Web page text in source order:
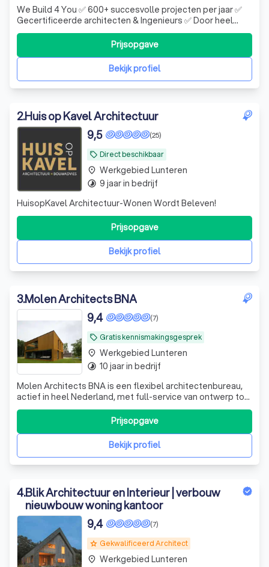
Welke soorten architecten zijn er? Ontdek
de verschillende specialismen
Hoe vind je een betrouwbare architect?
We Build 4 You ✅ 600+ succesvolle projecten per jaar ✅
Gecertificeerde architecten & Ingenieurs ✅ Door heel
Nederland
Bekijk profiel
Prijsopgave
2.Huis op Kavel Architectuur
local_offer Direct beschikbaar
(25)
9,5
HuisopKavel Architectuur-Wonen Wordt Beleven!
Bekijk profiel
Prijsopgave
place Werkgebied Lunteren
timelapse 9 jaar in bedrijf
3.Molen Architects BNA
local_offer Gratis kennismakingsgesprek
(7)
9,4
Molen Architects BNA is een flexibel architectenbureau,
actief in heel Nederland, met full-service van ontwerp tot
oplevering, inclusief interieur en maatwerkmeubilair.
Bekijk profiel
Prijsopgave
place Werkgebied Lunteren
timelapse 10 jaar in bedrijf
4.Blik Architectuur en Interieur | verbouw
nieuwbouw woning kantoor
grade Gekwalificeerd Architect
(7)
9,4
place Werkgebied Lunteren